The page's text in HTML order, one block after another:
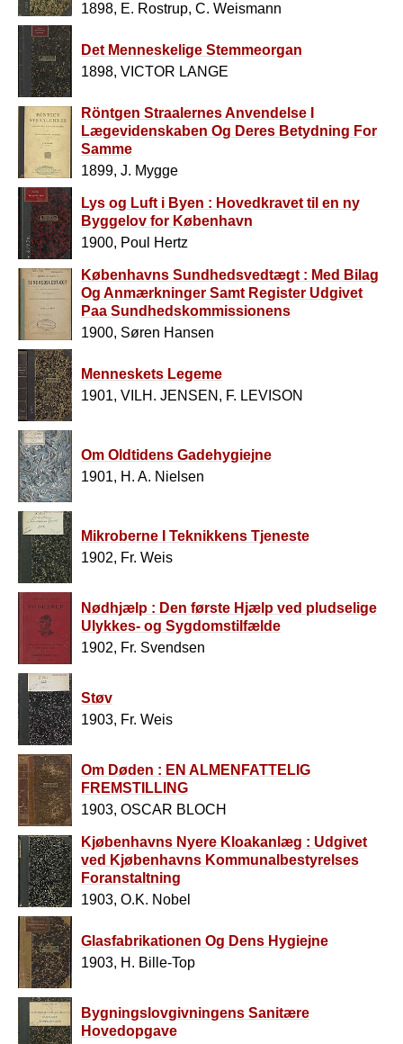
1898, E. Rostrup, C. Weismann
Det Menneskelige Stemmeorgan
1898, VICTOR LANGE
Röntgen Straalernes Anvendelse I
Lægevidenskaben Og Deres Betydning For
Samme
1899, J. Mygge
Lys og Luft i Byen : Hovedkravet til en ny
Byggelov for København
1900, Poul Hertz
Københavns Sundhedsvedtægt : Med Bilag
Og Anmærkninger Samt Register Udgivet
Paa Sundhedskommissionens
Forandledning
1900, Søren Hansen
Menneskets Legeme
1901, VILH. JENSEN, F. LEVISON
Om Oldtidens Gadehygiejne
1901, H. A. Nielsen
Mikroberne I Teknikkens Tjeneste
1902, Fr. Weis
Nødhjælp : Den første Hjælp ved pludselige
Ulykkes- og Sygdomstilfælde
1902, Fr. Svendsen
Støv
1903, Fr. Weis
Om Døden : EN ALMENFATTELIG
FREMSTILLING
1903, OSCAR BLOCH
Kjøbenhavns Nyere Kloakanlæg : Udgivet
ved Kjøbenhavns Kommunalbestyrelses
Foranstaltning
1903, O.K. Nobel
Glasfabrikationen Og Dens Hygiejne
1903, H. Bille-Top
Bygningslovgivningens Sanitære
Hovedopgave